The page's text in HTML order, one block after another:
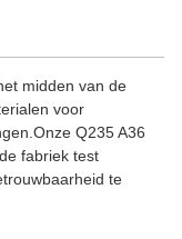
midden van de
voor
Q235 A36
fabriek test
te